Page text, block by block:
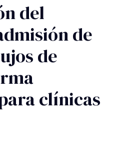
del
de
de
clínicas